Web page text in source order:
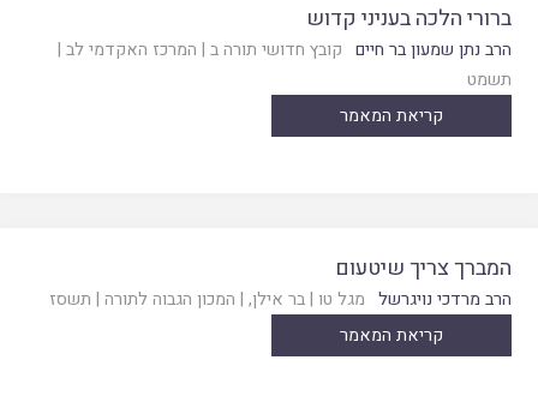
ברורי הלכה בעניני קדוש
הרב נתן שמעון בר חיים קובץ חדושי תורה ב | המרכז האקדמי לב |
תשמט
קריאת המאמר
המברך צריך שיטעום
הרב מרדכי נויגרשל מגל טו |בר אילן, | המכון הגבוה לתורה | תשסז
קריאת המאמר